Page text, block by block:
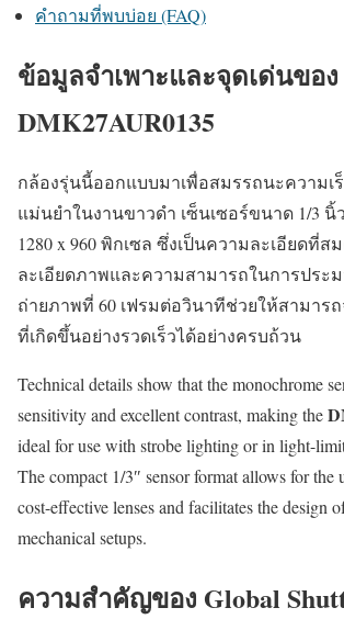
คำถามที่พบบ่อย (FAQ)
ข้อมูลจำเพาะและจุดเด่นของ
DMK27AUR0135
กล้องรุ่นนี้ออกแบบมาเพื่อสมรรถนะความเ
แม่นยำในงานขาวดำ เซ็นเซอร์ขนาด 1/3 นิ้
1280 x 960 พิกเซล ซึ่งเป็นความละเอียดที่ส
ละเอียดภาพและความสามารถในการประ
ถ่ายภาพที่ 60 เฟรมต่อวินาทีช่วยให้สามาร
ที่เกิดขึ้นอย่างรวดเร็วได้อย่างครบถ้วน
Technical details show that the monochrome
sensitivity and excellent contrast, making the
ideal for use with strobe lighting or in light-
The compact 1/3″ sensor format allows for the
cost-effective lenses and facilitates the design
mechanical setups.
ความสำคัญของ Global